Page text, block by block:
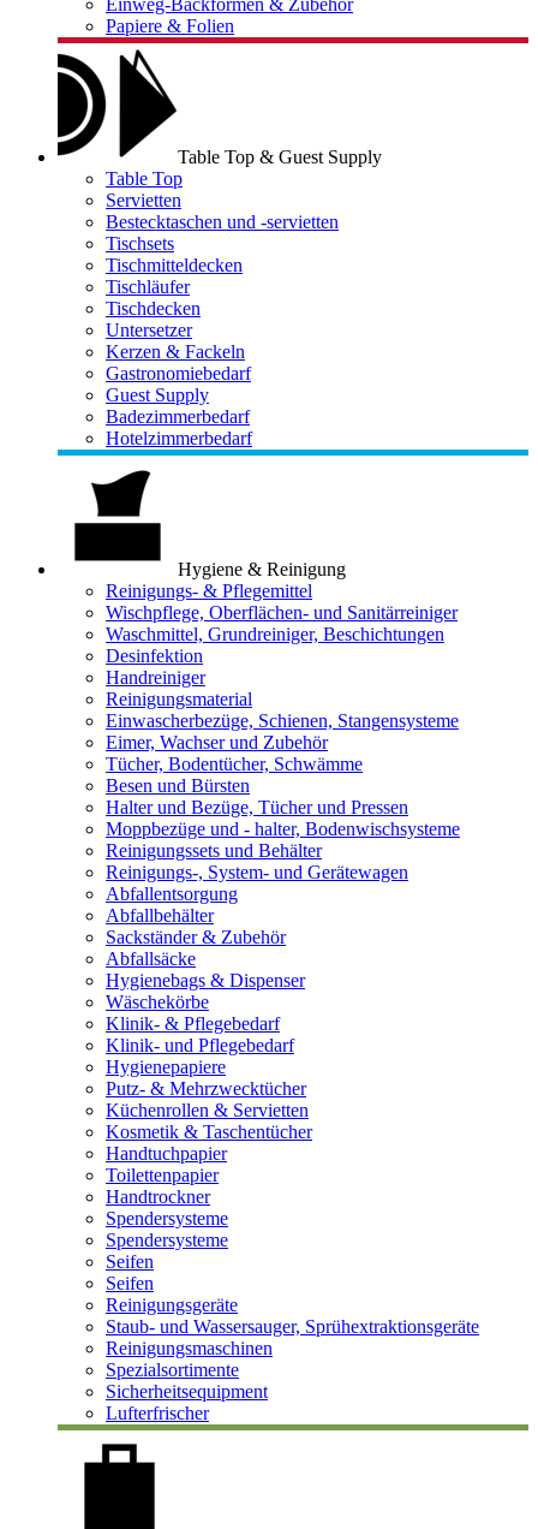
Einweg-Backformen & Zubehör
Papiere & Folien
Table Top & Guest Supply
Table Top
Servietten
Bestecktaschen und -servietten
Tischsets
Tischmitteldecken
Tischläufer
Tischdecken
Untersetzer
Kerzen & Fackeln
Gastronomiebedarf
Guest Supply
Badezimmerbedarf
Hotelzimmerbedarf
Hygiene & Reinigung
Reinigungs- & Pflegemittel
Wischpflege, Oberflächen- und Sanitärreiniger
Waschmittel, Grundreiniger, Beschichtungen
Desinfektion
Handreiniger
Reinigungsmaterial
Einwascherbezüge, Schienen, Stangensysteme
Eimer, Wachser und Zubehör
Tücher, Bodentücher, Schwämme
Besen und Bürsten
Halter und Bezüge, Tücher und Pressen
Moppbezüge und - halter, Bodenwischsysteme
Reinigungssets und Behälter
Reinigungs-, System- und Gerätewagen
Abfallentsorgung
Abfallbehälter
Sackständer & Zubehör
Abfallsäcke
Hygienebags & Dispenser
Wäschekörbe
Klinik- & Pflegebedarf
Klinik- und Pflegebedarf
Hygienepapiere
Putz- & Mehrzwecktücher
Küchenrollen & Servietten
Kosmetik & Taschentücher
Handtuchpapier
Toilettenpapier
Handtrockner
Spendersysteme
Spendersysteme
Seifen
Seifen
Reinigungsgeräte
Staub- und Wassersauger, Sprühextraktionsgeräte
Reinigungsmaschinen
Spezialsortimente
Sicherheitsequipment
Lufterfrischer